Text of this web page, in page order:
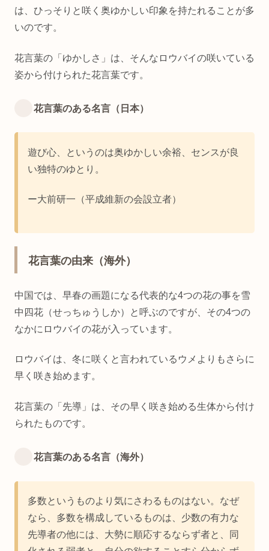
は、ひっそりと咲く奥ゆかしい印象を持たれることが多
いのです。
花言葉の「ゆかしさ」は、そんなロウバイの咲いている
姿から付けられた花言葉です。
花言葉のある名言（日本）
遊び心、というのは奥ゆかしい余裕、センスが良
い独特のゆとり。
ー大前研一（平成維新の会設立者）
花言葉の由来（海外）
中国では、早春の画題になる代表的な4つの花の事を雪
中四花（せっちゅうしか）と呼ぶのですが、その4つの
なかにロウバイの花が入っています。
ロウバイは、冬に咲くと言われているウメよりもさらに
早く咲き始めます。
花言葉の「先導」は、その早く咲き始める生体から付け
られたものです。
花言葉のある名言（海外）
多数というものより気にさわるものはない。なぜ
なら、多数を構成しているものは、少数の有力な
先導者の他には、大勢に順応するならず者と、同